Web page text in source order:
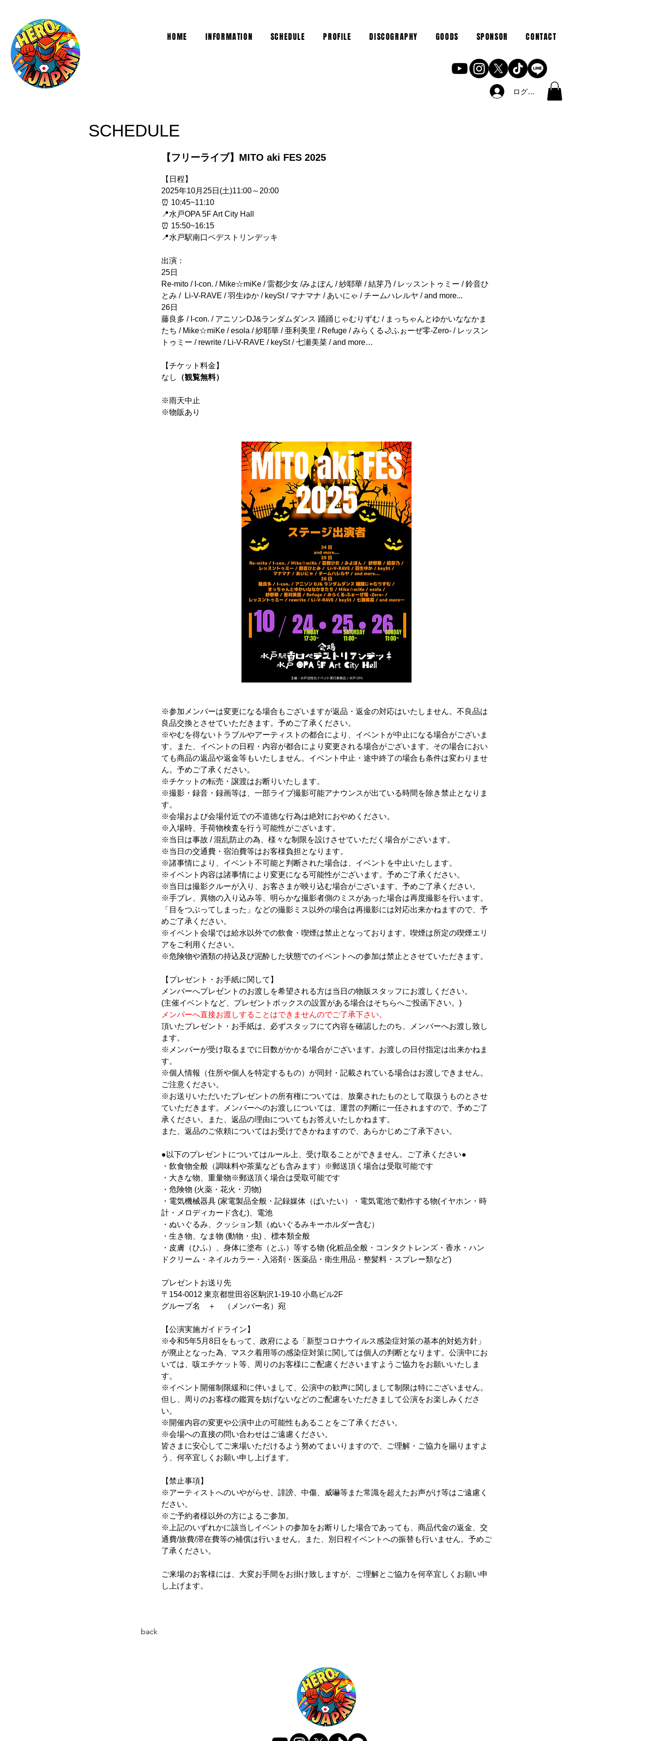
HOME INFORMATION SCHEDULE PROFILE DISCOGRAPHY GOODS SPONSOR CONTACT
ログイン
SCHEDULE
【フリーライブ】MITO aki FES 2025
back
【日程】
2025年10月25日(土)11:00～20:00
⏰ 10:45~11:10
📍水戸OPA 5F Art City Hall
⏰ 15:50~16:15
📍水戸駅南口ペデストリンデッキ
出演：
25日
Re-mito / I-con. / Mike☆miKe / 雷都少女 /みよぽん / 紗耶華 / 結芽乃 / レッスントゥミー / 鈴音ひ
とみ /  Li-V-RAVE / 羽生ゆか / keySt / マナマナ / あいにゃ / チームハレルヤ / and more...
26日
藤良多 / I-con. / アニソンDJ&ランダムダンス 踊踊じゃむりずむ / まっちゃんとゆかいななかま
たち / Mike☆miKe / esola / 紗耶華 / 亜利美里 / Refuge / みらくる🌙ふぉーぜ零-Zero- / レッスン
トゥミー / rewrite / Li-V-RAVE / keySt / 七瀬美菜 / and more…
【チケット料金】
なし
（観覧無料）
※雨天中止
※物販あり
※参加メンバーは変更になる場合もございますが返品・返金の対応はいたしません。不良品は
良品交換とさせていただきます。予めご了承ください。
※やむを得ないトラブルやアーティストの都合により、イベントが中止になる場合がございま
す。また、イベントの日程・内容が都合により変更される場合がございます。その場合におい
ても商品の返品や返金等もいたしません。イベント中止・途中終了の場合も条件は変わりませ
ん。予めご了承ください。
※チケットの転売・譲渡はお断りいたします。
※撮影・録音・録画等は、一部ライブ撮影可能アナウンスが出ている時間を除き禁止となりま
す。
※会場および会場付近での不道徳な行為は絶対におやめください。
※入場時、手荷物検査を行う可能性がございます。
※当日は事故 / 混乱防止の為、様々な制限を設けさせていただく場合がございます。
※当日の交通費・宿泊費等はお客様負担となります。
※諸事情により、イベント不可能と判断された場合は、イベントを中止いたします。
※イベント内容は諸事情により変更になる可能性がございます。予めご了承ください。
※当日は撮影クルーが入り、お客さまが映り込む場合がございます。予めご了承ください。
※手ブレ、異物の入り込み等、明らかな撮影者側のミスがあった場合は再度撮影を行います。
「目をつぶってしまった」などの撮影ミス以外の場合は再撮影には対応出来かねますので、予
めご了承ください。
※イベント会場では給水以外での飲食・喫煙は禁止となっております。喫煙は所定の喫煙エリ
アをご利用ください。
※危険物や酒類の持込及び泥酔した状態でのイベントへの参加は禁止とさせていただきます。
【プレゼント・お手紙に関して】
メンバーへプレゼントのお渡しを希望される方は当日の物販スタッフにお渡しください。
(主催イベントなど、プレゼントボックスの設置がある場合はそちらへご投函下さい。)
メンバーへ直接お渡しすることはできませんのでご了承下さい。
頂いたプレゼント・お手紙は、必ずスタッフにて内容を確認したのち、メンバーへお渡し致し
ます。
※メンバーが受け取るまでに日数がかかる場合がございます。お渡しの日付指定は出来かねま
す。
※個人情報（住所や個人を特定するもの）が同封・記載されている場合はお渡しできません。
ご注意ください。
※お送りいただいたプレゼントの所有権については、放棄されたものとして取扱うものとさせ
ていただきます。メンバーへのお渡しについては、運営の判断に一任されますので、予めご了
承ください。また、返品の理由についてもお答えいたしかねます。
また、返品のご依頼についてはお受けできかねますので、あらかじめご了承下さい。
●以下のプレゼントについてはルール上、受け取ることができません。ご了承ください●
・飲食物全般（調味料や茶葉なども含みます）※郵送頂く場合は受取可能です
・大きな物、重量物※郵送頂く場合は受取可能です
・危険物 (火薬・花火・刃物)
・電気機械器具 (家電製品全般・記録媒体（ばいたい）・電気電池で動作する物(イヤホン・時
計・メロディカード含む)、電池
・ぬいぐるみ、クッション類（ぬいぐるみキーホルダー含む）
・生き物、なま物 (動物・虫) 、標本類全般
・皮膚（ひふ）、身体に塗布（とふ）等する物 (化粧品全般・コンタクトレンズ・香水・ハン
ドクリーム・ネイルカラー・入浴剤・医薬品・衛生用品・整髪料・スプレー類など)
プレゼントお送り先
〒154-0012 東京都世田谷区駒沢1-19-10 小島ビル2F
グループ名　＋　（メンバー名）宛
【公演実施ガイドライン】
※令和5年5月8日をもって、政府による「新型コロナウイルス感染症対策の基本的対処方針」
が廃止となった為、マスク着用等の感染症対策に関しては個人の判断となります。公演中にお
いては、咳エチケット等、周りのお客様にご配慮くださいますようご協力をお願いいたしま
す。
※イベント開催制限緩和に伴いまして、公演中の歓声に関しまして制限は特にございません。
但し、周りのお客様の鑑賞を妨げないなどのご配慮をいただきまして公演をお楽しみくださ
い。
※開催内容の変更や公演中止の可能性もあることをご了承ください。
※会場への直接の問い合わせはご遠慮ください。
皆さまに安心してご来場いただけるよう努めてまいりますので、ご理解・ご協力を賜りますよ
う、何卒宜しくお願い申し上げます。
【禁止事項】
※アーティストへのいやがらせ、誹謗、中傷、威嚇等また常識を超えたお声がけ等はご遠慮く
ださい。
※ご予約者様以外の方によるご参加。
※上記のいずれかに該当しイベントの参加をお断りした場合であっても、商品代金の返金、交
通費/旅費/滞在費等の補償は行いません。また、別日程イベントへの振替も行いません。予めご
了承ください。
ご来場のお客様には、大変お手間をお掛け致しますが、ご理解とご協力を何卒宜しくお願い申
し上げます。